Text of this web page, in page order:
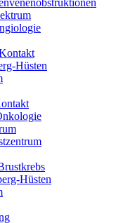
Hüsten
Hüsten